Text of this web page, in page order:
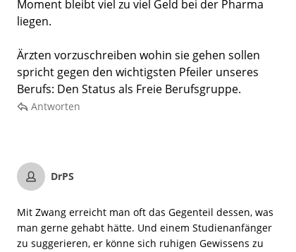
Moment bleibt viel zu viel Geld bei der Pharma
liegen.
Ärzten vorzuschreiben wohin sie gehen sollen
spricht gegen den wichtigsten Pfeiler unseres
Berufs: Den Status als Freie Berufsgruppe.
Antworten
DrPS
Mit Zwang erreicht man oft das Gegenteil dessen, was
man gerne gehabt hätte. Und einem Studienanfänger
zu suggerieren, er könne sich ruhigen Gewissens zu